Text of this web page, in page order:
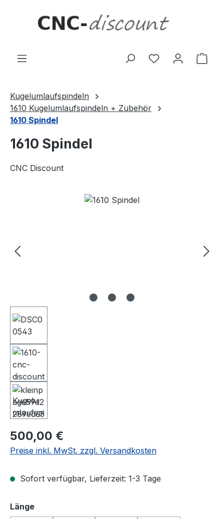
Kugelumlaufspindeln
1610 Kugelumlaufspindeln + Zubehör
1610 Spindel
1610 Spindel
CNC Discount
Bildergalerie überspringen
Regulärer Preis:
500,00 €
Preise inkl. MwSt. zzgl. Versandkosten
Sofort verfügbar, Lieferzeit: 1-3 Tage
Längeauswählen